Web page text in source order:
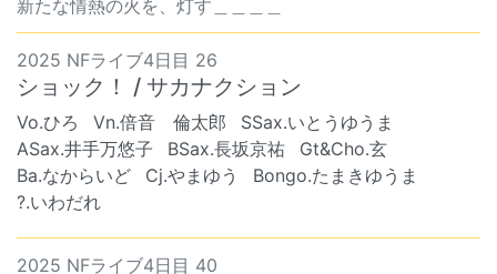
新たな情熱の火を、灯す＿＿＿＿
2025 NFライブ4日目 26
ショック！ / サカナクション
Vo.ひろ Vn.倍音 倫太郎
SSax.いとうゆうま
ASax.井手万悠子
BSax.長坂京祐
Gt&Cho.玄
Ba.なからいど
Cj.やまゆう
Bongo.たまきゆうま
?.いわだれ
2025 NFライブ4日目 40